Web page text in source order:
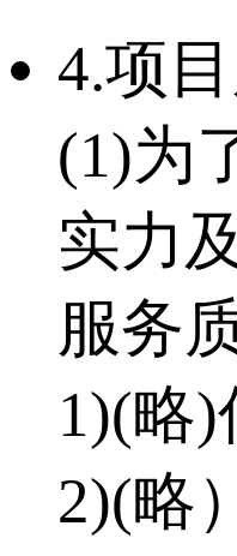
4.项
(1)为
实力
服务
1)(略
2)(略